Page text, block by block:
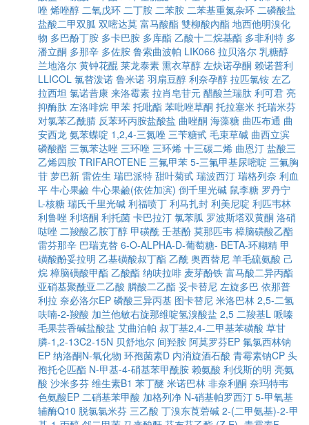
唑 烯唑醇 二氧戊环 二丁胺 二苯胺 二苯基重氮杂环 二磷酸盐
盐酸二甲双胍 双嘧达莫 富马酸酯 雙柳酸內酯 地西他明溴化
物 多巴酚丁胺 多卡巴胺 多库酯 乙酸十二烷基酯 多非利特 多
潘立酮 多那辛 多佐胺 鲁索曲波帕 LIK066 拉贝洛尔 乳糖醇
兰地洛尔 黄钟花醌 莱龙泰素 熏衣草醇 左炔诺孕酮 赖诺普利
LLICOL 氯替泼诺 鲁米诺 羽扇豆醇 利奈孕醇 拉匹氯铵 左乙
拉西坦 氯诺昔康 来洛霉素 拉肖皂苷元 醋酸兰瑞肽 利可君 亮
抑酶肽 左洛啡烷 甲苯 托吡酯 苯吡唑草酮 托拉塞米 托瑞米芬
对氯苯乙酰腈 反苯环丙胺盐酸盐 曲唑酮 海藻糖 曲匹布通 曲
安西龙 氨苯蝶啶 1,2,4-三氮唑 三苄糖甙 毛束草碱 曲西立滨
磷酸酯 三氯苯达唑 三环唑 三环烯 十三碳二烯 曲恩汀 盐酸三
乙烯四胺 TRIFAROTENE 三氟甲苯 5-三氟甲基尿嘧啶 三氟胸
苷 萝巴新 雷佐生 瑞巴派特 甜叶菊甙 瑞波西汀 瑞格列奈 利血
平 牛心果鹼 牛心果鹼(依佐加滨) 倒千里光碱 鼠李糖 罗丹宁
L-核糖 瑞氏千里光碱 利福喷丁 利马扎封 利美尼啶 利匹韦林
利鲁唑 利培酮 利托菌 卡巴拉汀 氯苯胍 罗波斯塔双黄酮 洛硝
哒唑 二羧酸乙胺丁醇 甲磺酰 壬基酚 莫那匹韦 樟脑磺酸乙酯
雷芬那辛 巴瑞克替 6-O-ALPHA-D-葡萄糖- BETA-环糊精 甲
磺酸酚妥拉明 乙基磺酸叔丁酯 乙酰 奥西替尼 羊毛硫氨酸 己
烷 樟脑磺酸甲酯 乙酸酯 纳呋拉啡 麦芽酚铁 富马酸二异丙酯
亚硝基聚酰亚二乙酸 膦酸二乙酯 妥卡替尼 左旋多巴 依那普
利拉 奈必洛尔EP 磷酸三异丙基 图卡替尼 米洛巴林 2,5-二氢
呋喃-2-羧酸 加兰他敏右旋那维啶氢溴酸盐 2,5 二羧基L 哌嗪
毛果芸香碱盐酸盐 艾曲泊帕 叔丁基2,4-二甲基苯磺酸 草甘
膦-1,2-13C2-15N 贝舒地尔 间羟胺 阿莫罗芬EP 氟氯西林钠
EP 纳洛酮N-氧化物 环孢菌素D 内消旋酒石酸 青霉素钠CP 头
孢托仑匹酯 N-甲基-4-硝基苯甲酰胺 赖氨酸 利伐斯的明 亮氨
酸 沙米多芬 维生素B1 苯丁醚 米诺巴林 非奈利酮 奈玛特韦
色氨酸EP 二硝基苯甲酸 加格列净 N-硝基帕罗西汀 5-甲氧基
辅酶Q10 脱氯氯米芬 三乙酸 丁溴东莨菪碱 2-(二甲氨基)-2-甲